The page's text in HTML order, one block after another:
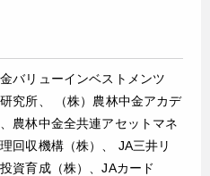
バリューインベストメンツ
究所、 （株）農林中金アカデ
農林中金全共連アセットマネ
回収機構（株）、 JA三井リ
資育成（株）、JAカード